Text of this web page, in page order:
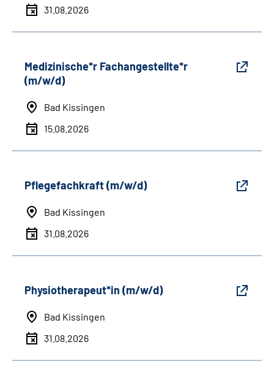
31.08.2026
Medizinische*r Fachangestellte*r
(m/w/d)
Bad Kissingen
15.08.2026
Pflegefachkraft (m/w/d)
Bad Kissingen
31.08.2026
Physiotherapeut*in (m/w/d)
Bad Kissingen
31.08.2026